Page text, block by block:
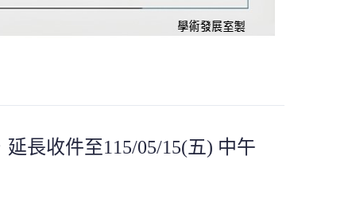
長收件至115/05/15(五) 中午